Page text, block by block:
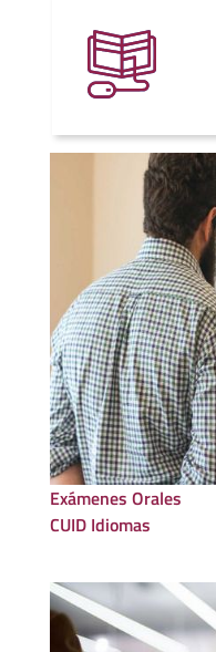
Exámenes Orales
CUID Idiomas